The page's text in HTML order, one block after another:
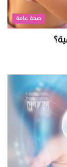
صحة عامة